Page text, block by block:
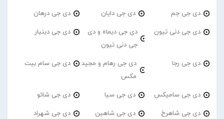
دی جی جم دی جی دایان دی جی درهان
دی جی دنی تیون
دی جی دیماه و دی
جی دنی تیون
دی جی دینیار
دی جی رجا
دی جی رهام و مجید
مکس
دی جی سام بیت
دی جی سامیکس دی جی سیا دی جی شائو
دی جی شاهرخ دی جی شاهین دی جی شهراد